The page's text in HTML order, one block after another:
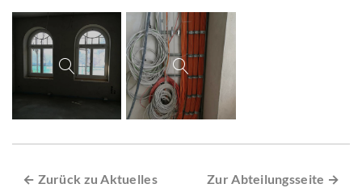
← Zurück zu Aktuelles Zur Abteilungsseite →